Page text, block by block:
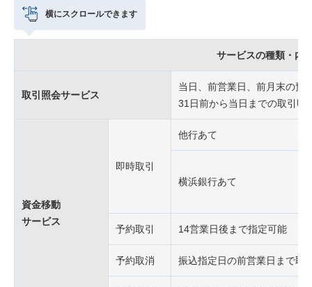
横にスクロールできます
サービスの種類・内
取引照会サービス
当日、前営業日、前月末の預
31日前から当日までの取引明
資金移動
サービス
即時取引
他行あて
横浜銀行あて
予約取引 14営業日後まで指定可能
予約取消 振込指定日の前営業日まで取